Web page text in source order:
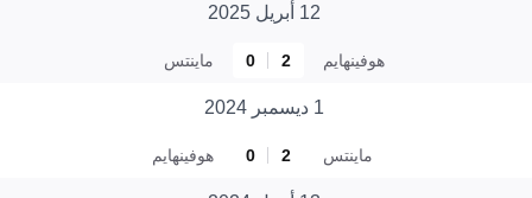
12 أبريل 2025
هوفينهايم 2
0 ماينتس
1 ديسمبر 2024
ماينتس 2
0 هوفينهايم